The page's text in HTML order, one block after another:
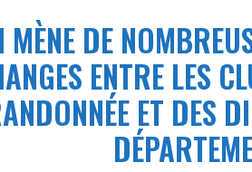
DE
ENTRE LES
ET DES
DÉ